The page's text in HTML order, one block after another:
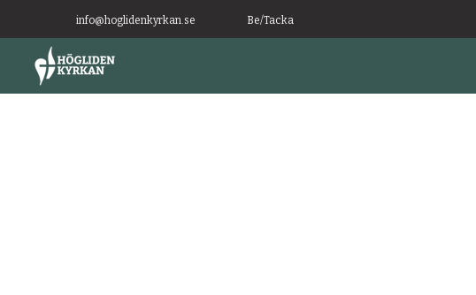
info@hoglidenkyrkan.se Be/Tacka